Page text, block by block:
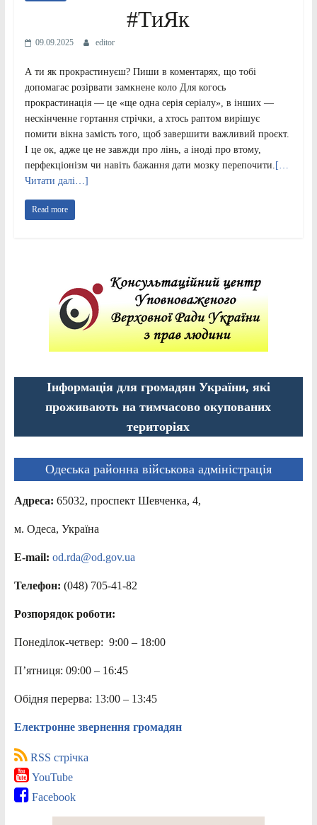
#ТиЯк
09.09.2025 editor
А ти як прокрастинуєш? Пиши в коментарях, що тобі
допомагає розірвати замкнене коло Для когось
прокрастинація — це «ще одна серія серіалу», в інших —
нескінченне гортання стрічки, а хтось раптом вирішує
помити вікна замість того, щоб завершити важливий проєкт.
І це ок, адже це не завжди про лінь, а іноді про втому,
перфекціонізм чи навіть бажання дати мозку перепочити. […
Читати далі…]
Read more
Інформація для громадян України, які
проживають на тимчасово окупованих
територіях
Одеська районна військова адміністрація
Адреса: 65032, проспект Шевченка, 4,
м. Одеса, Україна
E-mail: od.rda@od.gov.ua
Телефон: (048) 705-41-82
Розпорядок роботи:
Понеділок-четвер: 9:00 – 18:00
П’ятниця: 09:00 – 16:45
Обідня перерва: 13:00 – 13:45
Електронне звернення громадян
RSS стрічка
YouTube
Facebook